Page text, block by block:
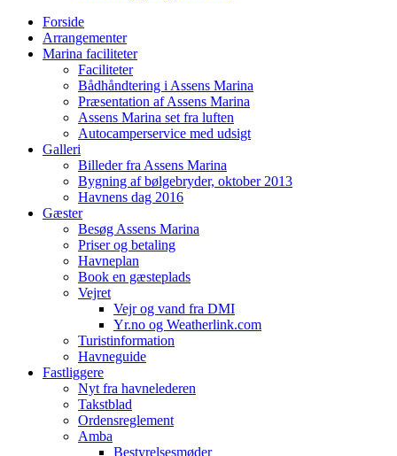
Forside
Arrangementer
Marina faciliteter
Faciliteter
Bådhåndtering i Assens Marina
Præsentation af Assens Marina
Assens Marina set fra luften
Autocamperservice med udsigt
Galleri
Billeder fra Assens Marina
Bygning af bølgebryder, oktober 2013
Havnens dag 2016
Gæster
Besøg Assens Marina
Priser og betaling
Havneplan
Book en gæsteplads
Vejret
Vejr og vand fra DMI
Yr.no og Weatherlink.com
Turistinformation
Havneguide
Fastliggere
Nyt fra havnelederen
Takstblad
Ordensreglement
Amba
Bestyrelsesmøder